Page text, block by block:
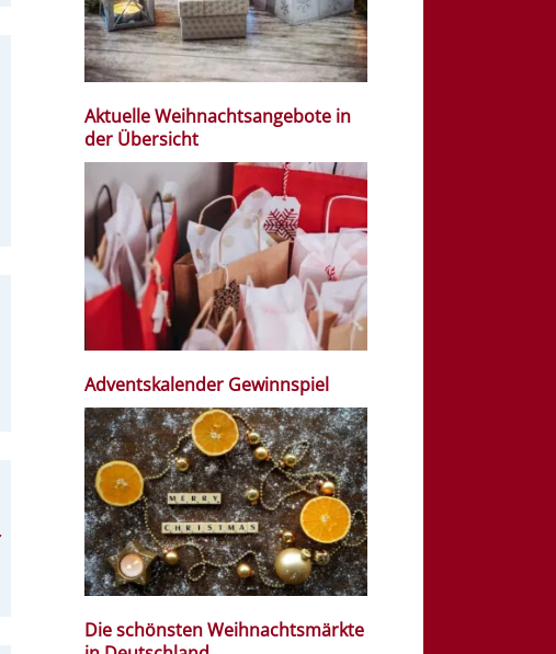
Aktuelle Weihnachtsangebote in
der Übersicht
Adventskalender Gewinnspiel
Die schönsten Weihnachtsmärkte